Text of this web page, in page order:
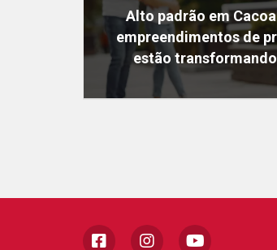
Alto padrão em
empreendimentos de
estão